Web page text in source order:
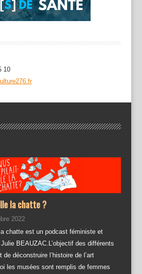
10
la chatte ?
2022
chatte est un podcast féministe et
BEAUZAC.L’objectif des différents
déconstruire l’histoire de l’art
les musées sont remplis de femmes